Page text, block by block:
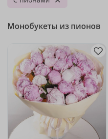
Монобукеты из пионов